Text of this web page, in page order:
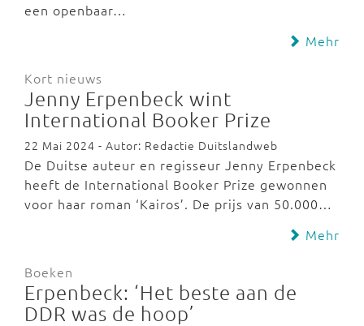
een openbaar…
Mehr
Kort nieuws
Jenny Erpenbeck wint
International Booker Prize
22 Mai 2024 - Autor: Redactie Duitslandweb
De Duitse auteur en regisseur Jenny Erpenbeck
heeft de International Booker Prize gewonnen
voor haar roman ‘Kairos’. De prijs van 50.000…
Mehr
Boeken
Erpenbeck: ‘Het beste aan de
DDR was de hoop’